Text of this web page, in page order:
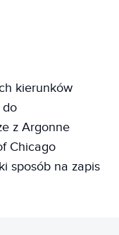
kierunków
do
z Argonne
Chicago
sposób na zapis